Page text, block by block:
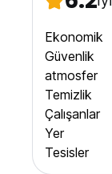
Ekonomik
Güvenlik
atmosfer
Temizlik
Çalışanlar
Yer
Tesisler